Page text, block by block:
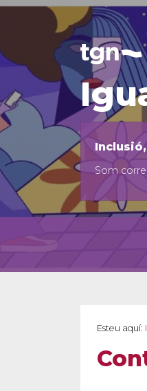
Som
Esteu aquí: